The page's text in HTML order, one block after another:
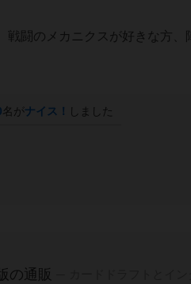
戦闘のメカニクスが好きな方
名がナイス！ しました
の通販